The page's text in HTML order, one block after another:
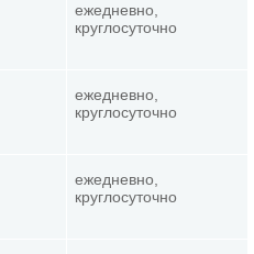
ежедневно,
круглосуточно
ежедневно,
круглосуточно
ежедневно,
круглосуточно